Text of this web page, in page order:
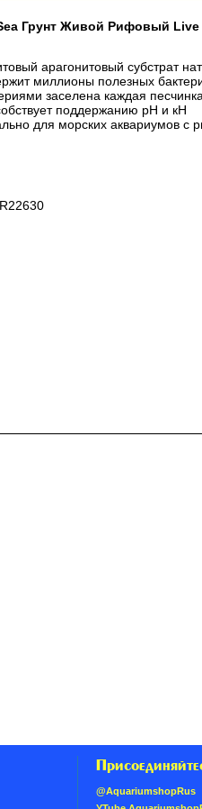
Грунт Живой Рифовый Live
арагонитовый субстрат
миллионы полезных
заселена каждая песчинка
поддержанию рН и кН
для морских аквариумов с
@AquariumshopRus